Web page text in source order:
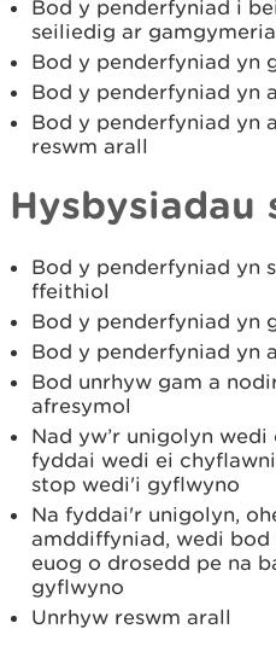
Bod y penderfyniad i
seiliedig ar
Bod y penderfyniad yn
Bod y penderfyniad yn
Bod y penderfyniad yn
reswm arall
Hysbysiadau
Bod y penderfyniad yn
ffeithiol
Bod y penderfyniad yn
Bod y penderfyniad yn
Bod unrhyw gam a
afresymol
Nad yw’r unigolyn
fyddai wedi ei
stop wedi'i gyflwyno
Na fyddai'r unigolyn,
amddiffyniad, wedi
euog o drosedd pe na
gyflwyno
Unrhyw reswm arall